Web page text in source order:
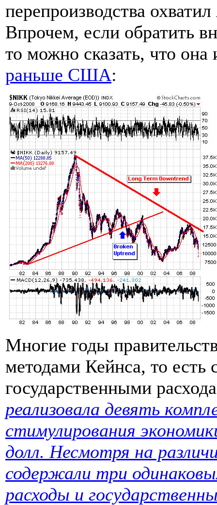
перепроизводства
Впрочем, если обратить
то можно сказать, что
раньше США:
Многие годы
методами Кейнса, то есть
государственными
реализовала девять
стимулирования
долл. Несмотря на
содержали три
расходы и